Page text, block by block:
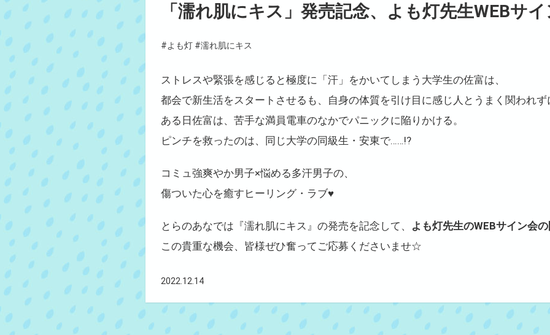
「濡れ肌にキス」発売記念、よも灯先生WEBサ
#よも灯 #濡れ肌にキス
ストレスや緊張を感じると極度に「汗」をかいてしまう大学生の佐富は、
都会で新生活をスタートさせるも、自身の体質を引け目に感じ人とうまく関われず
ある日佐富は、苦手な満員電車のなかでパニックに陥りかける。
ピンチを救ったのは、同じ大学の同級生・安東で……!?
コミュ強爽やか男子×悩める多汗男子の、
傷ついた心を癒すヒーリング・ラブ♥
とらのあなでは『濡れ肌にキス』の発売を記念して、 よも灯先生のWEBサイン会
この貴重な機会、皆様ぜひ奮ってご応募くださいませ☆
2022.12.14